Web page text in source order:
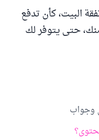
البيت، كأن تدفع
منك، حتى يتوفر لك
وجواب